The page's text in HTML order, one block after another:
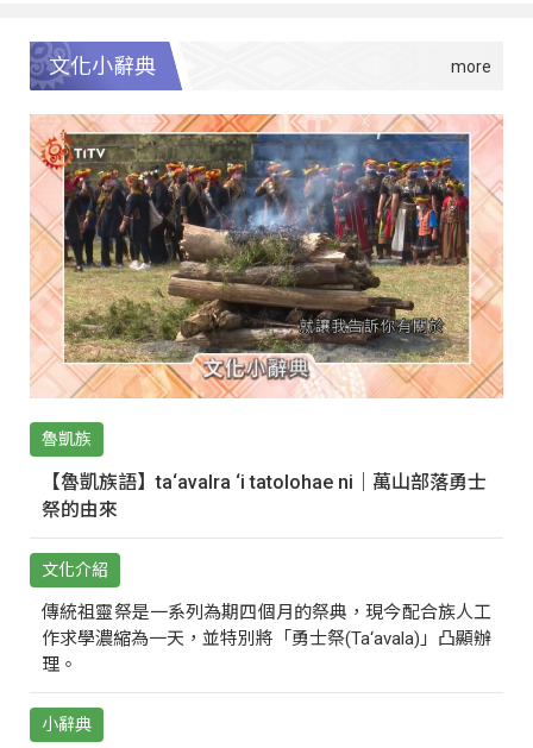
文化小辭典
魯凱族
【魯凱族語】ta‘avalra ‘i tatolohae ni｜萬山部落勇士
祭的由來
文化介紹
傳統祖靈祭是一系列為期四個月的祭典，現今配合族人工
作求學濃縮為一天，並特別將「勇士祭(Ta‘avala)」凸顯辦
理。
小辭典